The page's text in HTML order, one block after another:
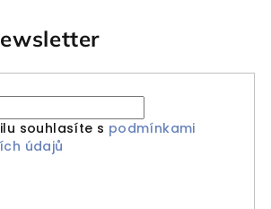
souhlasíte s podmínkami
údajů